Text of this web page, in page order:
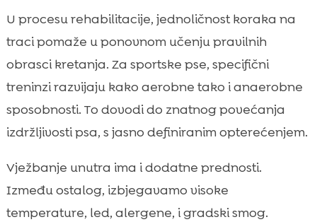
U procesu rehabilitacije, jednoličnost koraka na
traci pomaže u ponovnom učenju pravilnih
obrasci kretanja. Za sportske pse, specifični
treninzi razvijaju kako aerobne tako i anaerobne
sposobnosti. To dovodi do znatnog povećanja
izdržljivosti psa, s jasno definiranim opterećenjem.
Vježbanje unutra ima i dodatne prednosti.
Između ostalog, izbjegavamo visoke
temperature, led, alergene, i gradski smog.